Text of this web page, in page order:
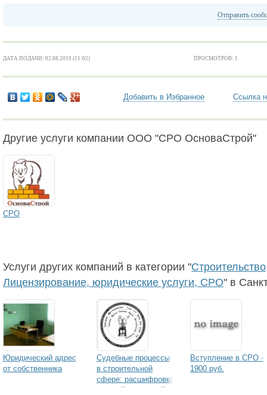
Отправить
ДАТА ПОДАЧИ: 02.08.2019 (11:02) ПРОСМОТРОВ: 1
Добавить в Избранное Ссылка
Другие услуги компании ООО "СРО ОсноваСтрой"
СРО
Услуги других компаний в категории "
Лицензирование, юридические услуги, СРО" в
Юридический адрес
от собственника
Судебные процессы
в строительной
сфере: расшифровка
записей заседаний
Вступление в СРО -
1900 руб.